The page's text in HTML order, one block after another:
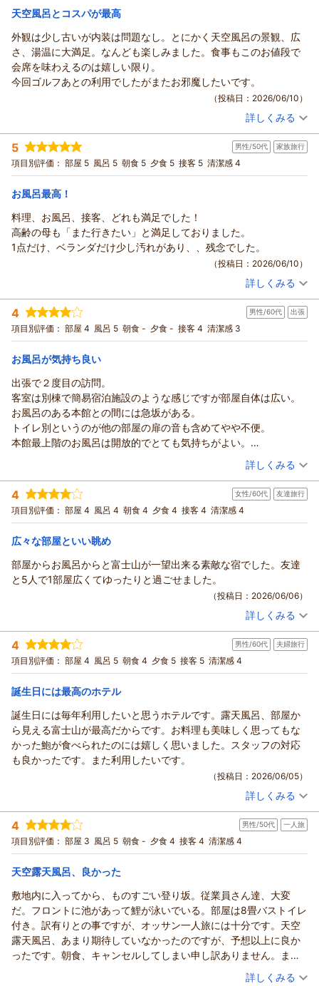
宿泊価格帯： 21,001～22,000円(大人一人あたり/税込)
天空風呂とコスパが最高
外観は少し古いが内装は問題なし。とにかく天空風呂の景観、広
さ、湯温に大満足。なんども楽しみました。食事もこのお値段で
会席を味わえるのは嬉しい限り。
今回ゴルフあとの利用でしたがまたお邪魔したいです。
（投稿日：2026/06/10）
投稿者： あめおとこさん(男性/60代)
宿泊プラン： 【じゃらんのお得な10日間】クチコミ5つ星の絶景天空露天と
季節の旬会席を愉しむ◆1泊2食付プランがお得！
ツイン
宿泊価格帯： 12,001～13,000円(大人一人あたり/税込)
詳しくみる
5 男性/50代 家族旅行
項目別評価： 部屋 5 風呂 5 朝食 5 夕食 5 接客 5 清潔感 4
お風呂最高！
料理、お風呂、接客、どれも満足でした！
高齢の母も「また行きたい」と満足しておりました。
1点だけ、ベランダだけ少し汚れがあり、、残念でした。
（投稿日：2026/06/10）
投稿者： かずさん(男性/50代)
宿泊プラン： 【じゃらんのお得な10日間】クチコミ5つ星の絶景天空露天と
季節の旬会席を愉しむ◆1泊2食付プランがお得！
和室
宿泊価格帯： 17,001～18,000円(大人一人あたり/税込)
詳しくみる
4 男性/60代 出張
項目別評価： 部屋 4 風呂 5 朝食 - 夕食 - 接客 4 清潔感 3
お風呂が気持ち良い
出張で２度目の訪問。
客室は別棟で簡易宿泊施設のような感じですが部屋自体は広い。
お風呂のある本館との間には急坂がある。
トイレ別というのが他の部屋の扉の音も含めてやや不便。
本館最上階のお風呂は開放的でとても気持ちがよい。
この日は女性インバウンド客が多かったようで男性用は人も少な
この別棟の前の道は奥にある大学病院への救急車の導入路になっ
ているようで、この夜は夜半・早朝に計４台の救急車がサイレン
を鳴らしながら通って行った。
（投稿日：2026/06/06）
宿泊時期： 2026年04月宿泊 (出張)
投稿者： nacky21さん
宿泊プラン： 【別館】ビジネス素泊まりプラン＜禁煙＞※バス・トイレ・洗
面なし・屋外の急な坂道移動あり
ツイン 食事なし
宿泊価格帯： 5,001～6,000円(大人一人あたり/税込)
詳しくみる
4 女性/60代 友達旅行
項目別評価： 部屋 4 風呂 4 朝食 4 夕食 4 接客 4 清潔感 4
広々な部屋といい眺め
部屋からお風呂からと富士山が一望出来る素敵な宿でした。友達
と5人で1部屋広くてゆったりと過ごせました。
（投稿日：2026/06/06）
投稿者： かこちゃんさん(女性/60代)
宿泊プラン： 【じゃらんスペシャルウィーク】で「絶景屋上天空露天と季節
の和会席1泊2食付スタンダードプラン」がお得！
和室
宿泊価格帯： 15,001～16,000円(大人一人あたり/税込)
詳しくみる
4 男性/60代 夫婦旅行
項目別評価： 部屋 4 風呂 5 朝食 4 夕食 5 接客 5 清潔感 4
誕生日には最高のホテル
誕生日には毎年利用したいと思うホテルです。露天風呂、部屋か
ら見える富士山が最高だからです。お料理も美味しく思ってもな
かった鮑が食べられたのには嬉しく思いました。スタッフの対応
も良かったです。また利用したいです。
（投稿日：2026/06/05）
投稿者： まるちゃんさん(男性/60代)
宿泊プラン： 正規料金より割安◎【基本プラン】クチコミ5つ星の絶景天空
露天風呂と旬の創作会席料理を堪能◆
ツイン 朝・夕
宿泊価格帯： 24,001～25,000円(大人一人あたり/税込)
詳しくみる
4 男性/50代 一人旅
項目別評価： 部屋 3 風呂 5 朝食 - 夕食 4 接客 4 清潔感 4
天空露天風呂、良かった
敷地内に入ってから、ものすごい登り坂。従業員さん達、大変
だ。フロントに池があって鯉が泳いでいる。部屋は8畳バストイレ
付き。訳有りとの事ですが、オッサン一人旅には十分です。天空
露天風呂、あまり期待していなかったのですが、予想以上に良か
ったです。朝食、キャンセルしてしまい申し訳ありません。ま
（投稿日：2026/05/31）
詳しくみる